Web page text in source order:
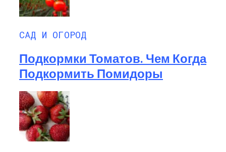
САД И ОГОРОД
Подкормки Томатов. Чем Когда
Подкормить Помидоры